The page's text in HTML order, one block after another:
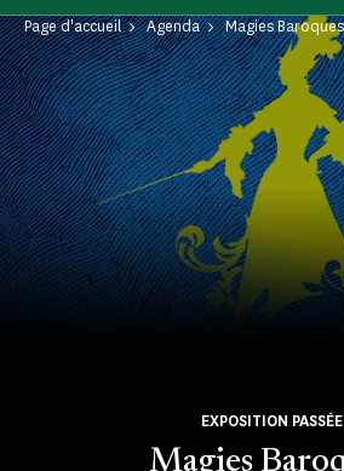
Page d'accueil Agenda Magies Baroques
Magies
EXPOSITION PASSÉE